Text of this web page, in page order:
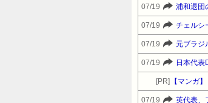
07/19 浦和退団
07/19 チェルシ
07/19 元ブラジ
07/19 日本代表
[PR] 【マンガ
07/19